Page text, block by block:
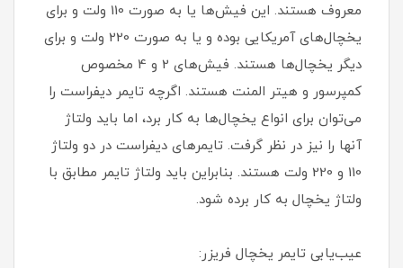
معروف هستند. این فیش‌ها یا به صورت 110 ولت و برای
یخچال‌های آمریکایی بوده و یا به صورت 220 ولت و برای
دیگر یخچال‌ها هستند. فیش‌های 2 و 4 مخصوص
کمپرسور و هیتر المنت هستند. اگرچه تایمر دیفراست را
می‌توان برای انواع یخچال‌ها به کار برد، اما باید ولتاژ
آنها را نیز در نظر گرفت. تایمر‌های دیفراست در دو ولتاژ
110 و 220 ولت هستند. بنابراین باید ولتاژ تایمر مطابق با
ولتاژ یخچال به کار برده شود.
عیب‌یابی تایمر یخچال فریزر: